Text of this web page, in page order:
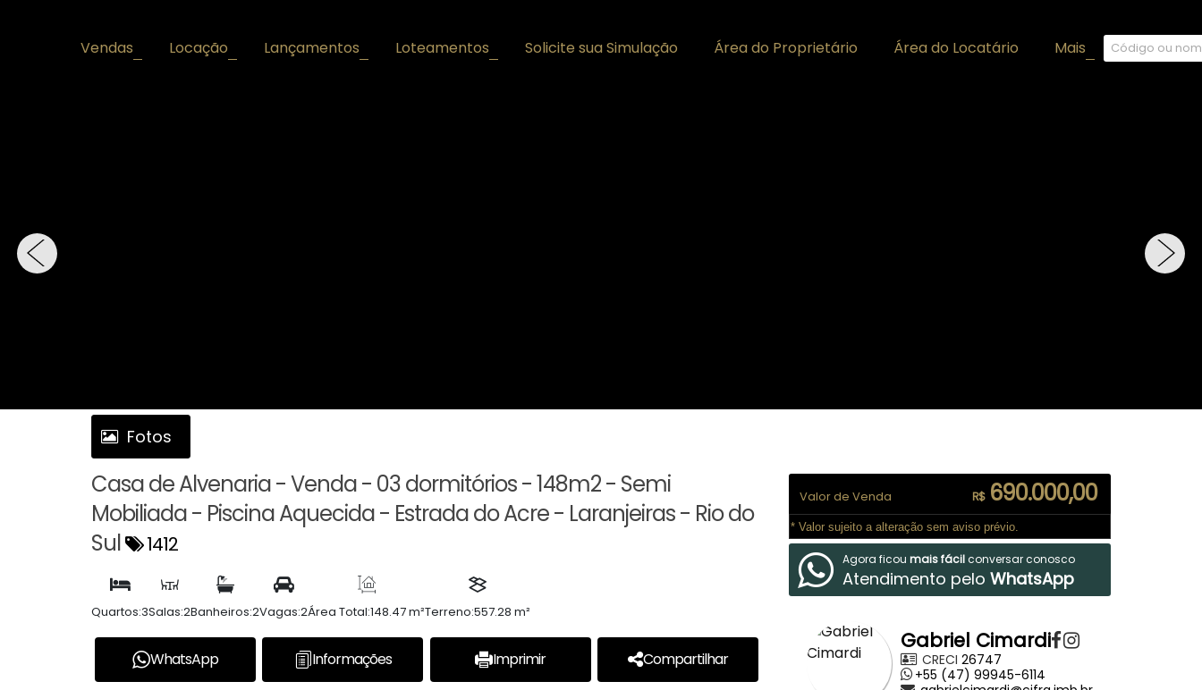
Mais
Área do Locatário
Área do Proprietário
Solicite sua Simulação
Loteamentos
Lançamentos
Locação
Vendas
‹ ›
Fotos
Casa de Alvenaria - Venda - 03 dormitórios - 148m2 - Semi
Mobiliada - Piscina Aquecida - Estrada do Acre - Laranjeiras - Rio do
Sul
1412
Quartos:3Salas:2Banheiros:2Vagas:2Área Total:148.47 m²Terreno:557.28 m²
WhatsApp Informações Imprimir
Compartilhar
R$690.000,00
Valor de Venda
* Valor sujeito a alteração sem aviso prévio.
Agora ficou mais fácilconversar conosco
Atendimento pelo WhatsApp
Gabriel Cimardi
CRECI 26747
+55 (47) 99945-6114